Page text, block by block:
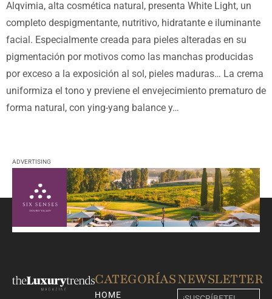
Alqvimia, alta cosmética natural, presenta White Light, un
completo despigmentante, nutritivo, hidratante e iluminante
facial. Especialmente creada para pieles alteradas en su
pigmentación por motivos como las manchas producidas
por exceso a la exposición al sol, pieles maduras… La crema
uniformiza el tono y previene el envejecimiento prematuro de
forma natural, con ying-yang balance y…
ADVERTISING
CATEGORÍAS
HOME
NEWSLETTER